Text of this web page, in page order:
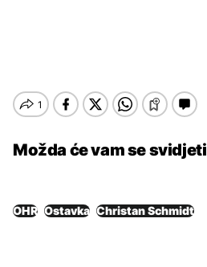
Možda će vam se svidjeti
OHR Ostavka Christan Schmidt